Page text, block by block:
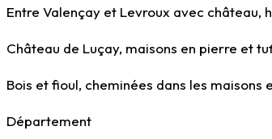
Entre Valençay et Levroux avec château,
Château de Luçay, maisons en pierre et
Bois et fioul, cheminées dans les maisons
Département